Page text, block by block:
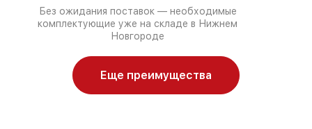
Без ожидания поставок — необходимые
комплектующие уже на складе в Нижнем
Новгороде
Еще преимущества